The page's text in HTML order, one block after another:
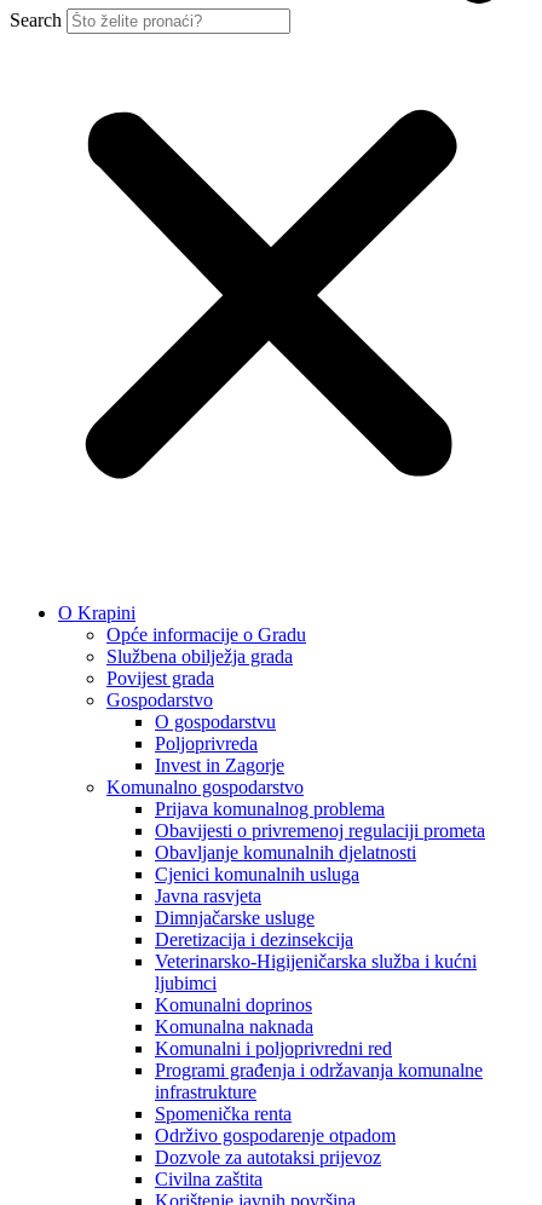
Search
O Krapini
Opće informacije o Gradu
Službena obilježja grada
Povijest grada
Gospodarstvo
O gospodarstvu
Poljoprivreda
Invest in Zagorje
Komunalno gospodarstvo
Prijava komunalnog problema
Obavijesti o privremenoj regulaciji prometa
Obavljanje komunalnih djelatnosti
Cjenici komunalnih usluga
Javna rasvjeta
Dimnjačarske usluge
Deretizacija i dezinsekcija
Veterinarsko-Higijeničarska služba i kućni
ljubimci
Komunalni doprinos
Komunalna naknada
Komunalni i poljoprivredni red
Programi građenja i održavanja komunalne
infrastrukture
Spomenička renta
Održivo gospodarenje otpadom
Dozvole za autotaksi prijevoz
Civilna zaštita
Korištenje javnih površina